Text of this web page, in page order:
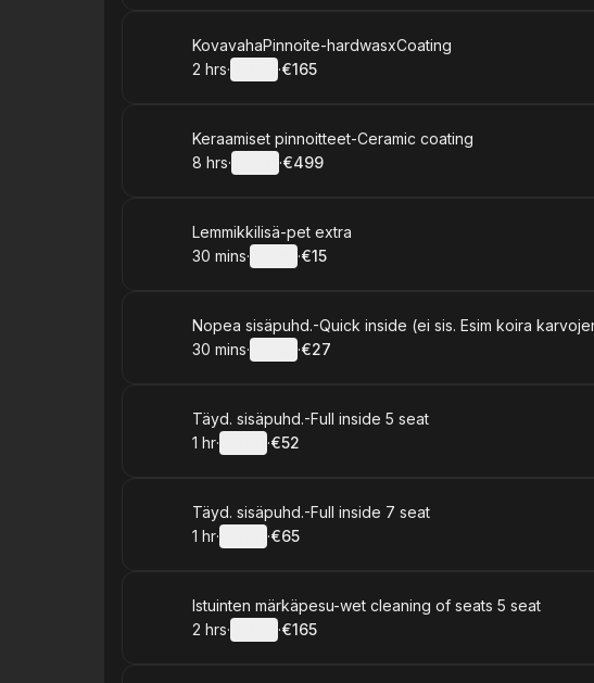
Book
KovavahaPinnoite-hardwasxCoating
. Duration:
2 hrs· ·
.Price
€165
Book
Keraamiset pinnoitteet-Ceramic coating
. Duration:
8 hrs· ·
.Price
€499
Book
Lemmikkilisä-pet extra
.Duration:
30 mins· ·
.Price
€15
Book
Nopea sisäpuhd.-Quick inside (ei sis. Esim koira
.Duration:
30 mins· ·
.Price
€27
Book
Täyd. sisäpuhd.-Full inside 5 seat
. Duration :
1 hr· ·
.Price
€52
Book
Täyd. sisäpuhd.-Full inside 7 seat
. Duration :
1 hr· ·
.Price
€65
Book
Istuinten märkäpesu-wet cleaning of seats 5 seat
. Duration:
2 hrs· ·
.Price
€165